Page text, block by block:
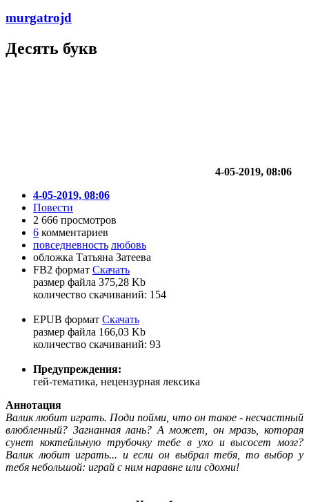
murgatrojd
Десять букв
4-05-2019, 08:06
4-05-2019, 08:06
Повести
2 666 просмотров
6 комментариев
повседневность любовь
обложка Татьяна Затеева
FB2 формат Скачать
размер файла 375,28 Kb
количество cкачиваний: 154
EPUB формат Скачать
размер файла 166,03 Kb
количество cкачиваний: 93
Предупреждения:
гей-тематика, нецензурная лексика
Аннотация
Валик любит играть. Поди пойми, что он такое - несчастный
влюбленный? Загнанная лань? А может, он мразь, которая
сунет коктейльную трубочку тебе в ухо и высосет мозг?
Валик любит играть... и если он выбрал тебя, то выбор у
тебя небольшой: играй с ним наравне или сдохни!